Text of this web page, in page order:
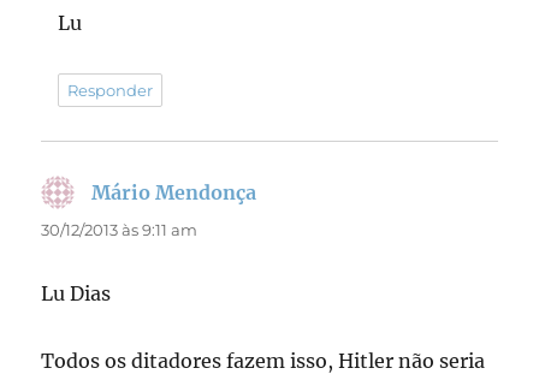
Lu
Responder
Mário Mendonça
30/12/2013 às 9:11 am
Lu Dias
Todos os ditadores fazem isso, Hitler não seria